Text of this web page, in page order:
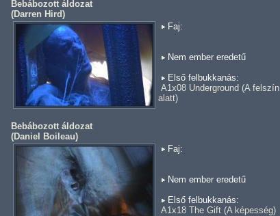
Bebábozott áldozat
(Darren Hird)
Faj:
Nem ember eredetű
Első felbukkanás:
A1x08 Underground (A felszín
alatt)
Bebábozott áldozat
(Daniel Boileau)
Faj:
Nem ember eredetű
Első felbukkanás:
A1x18 The Gift (A képesség)